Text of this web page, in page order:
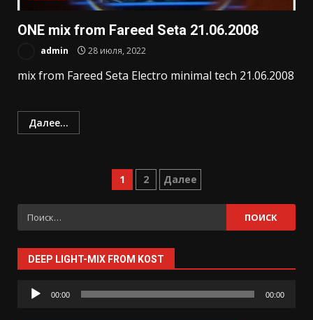
ONE mix from Fareed Seta 21.06.2008
admin 28 июля, 2022
mix from Fareed Seta Electro minimal tech 21.06.2008
Далее...
Пагинация
записей
1 2 Далее
Найти:
DEEP LIGHT-MIX FROM KOST
Аудиоплеер
00:00 00:00